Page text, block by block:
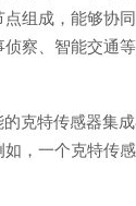
组成，能够协
察、智能交通等
克特传感器集
，一个克特传